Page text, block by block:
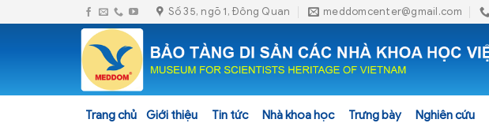
to
Số 35, ngõ 1, Đông Quan meddomcenter@gmail.com
Trang chủ Giới thiệu Tin tức Nhà khoa học Trưng bày Nghiên cứu